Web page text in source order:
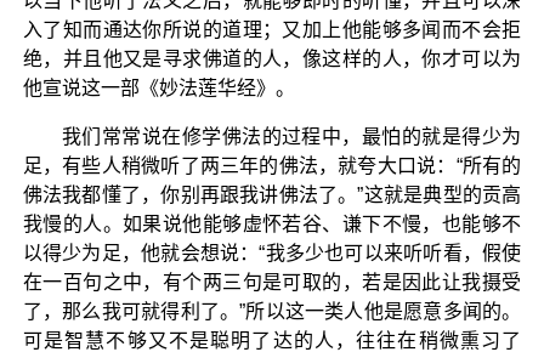
入了知而通达你所说的道理；又加上他能够多闻而不会拒
绝，并且他又是寻求佛道的人，像这样的人，你才可以为
他宣说这一部《妙法莲华经》。
我们常常说在修学佛法的过程中，最怕的就是得少为
足，有些人稍微听了两三年的佛法，就夸大口说：“所有的
佛法我都懂了，你别再跟我讲佛法了。”这就是典型的贡高
我慢的人。如果说他能够虚怀若谷、谦下不慢，也能够不
以得少为足，他就会想说：“我多少也可以来听听看，假使
在一百句之中，有个两三句是可取的，若是因此让我摄受
了，那么我可就得利了。”所以这一类人他是愿意多闻的。
可是智慧不够又不是聪明了达的人，往往在稍微熏习了